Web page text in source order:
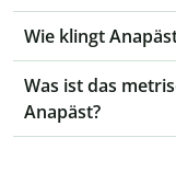
Wie klingt
Was ist das
Anapäst?